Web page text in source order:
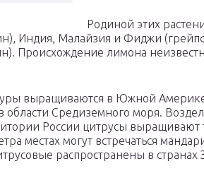
Родиной этих
Индия, Малайзия и Фиджи
Происхождение лимона
выращиваются в Южной
Средиземного моря.
России цитрусы выращивают
местах могут встречаться
распространены в странах